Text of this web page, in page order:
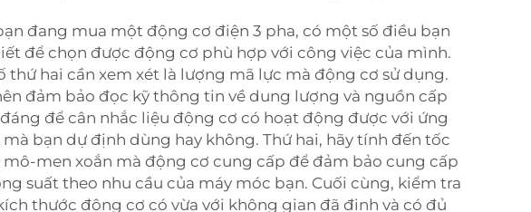
đang mua một động cơ điện 3 pha, có một số điều bạn
để chọn được động cơ phù hợp với công việc của mình.
thứ hai cần xem xét là lượng mã lực mà động cơ sử dụng.
đảm bảo đọc kỹ thông tin về dung lượng và nguồn cấp
để cân nhắc liệu động cơ có hoạt động được với ứng
bạn dự định dùng hay không. Thứ hai, hãy tính đến tốc
mô-men xoắn mà động cơ cung cấp để đảm bảo cung cấp
suất theo nhu cầu của máy móc bạn. Cuối cùng, kiểm tra
thước động cơ có vừa với không gian đã định và có đủ